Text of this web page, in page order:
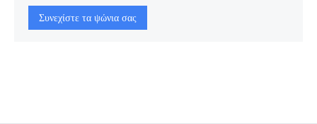
Συνεχίστε τα ψώνια σας